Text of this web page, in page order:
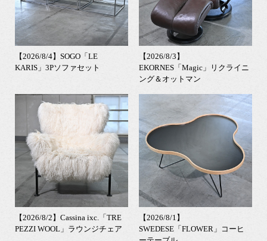
【2026/8/4】SOGO「LE
KARIS」3Pソファセット
【2026/8/3】
EKORNES「Magic」リクライニ
ング＆オットマン
【2026/8/2】Cassina ixc.「TRE
PEZZI WOOL」ラウンジチェア
【2026/8/1】
SWEDESE「FLOWER」コーヒ